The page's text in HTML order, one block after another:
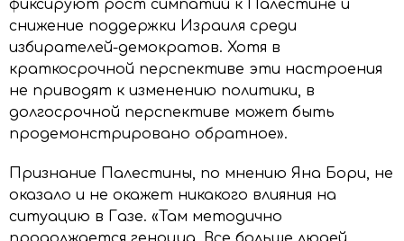
фиксируют рост симпатий к Палестине и
снижение поддержки Израиля среди
избирателей-демократов. Хотя в
краткосрочной перспективе эти настроения
не приводят к изменению политики, в
долгосрочной перспективе может быть
продемонстрировано обратное».
Признание Палестины, по мнению Яна Бори, не
оказало и не окажет никакого влияния на
ситуацию в Газе. «Там методично